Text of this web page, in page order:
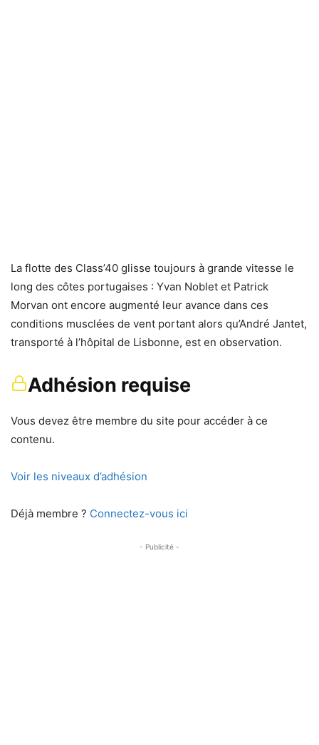
La flotte des Class’40 glisse toujours à grande vitesse le
long des côtes portugaises : Yvan Noblet et Patrick
Morvan ont encore augmenté leur avance dans ces
conditions musclées de vent portant alors qu’André Jantet,
transporté à l’hôpital de Lisbonne, est en observation.
Adhésion requise
Vous devez être membre du site pour accéder à ce
contenu.
Voir les niveaux d’adhésion
Déjà membre ? Connectez-vous ici
- Publicité -